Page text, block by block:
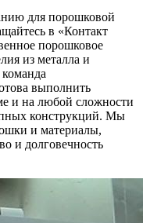
для порошковой
в «Контакт
порошковое
из металла и
выполнить
и на любой сложности
конструкций. Мы
и материалы,
и долговечность